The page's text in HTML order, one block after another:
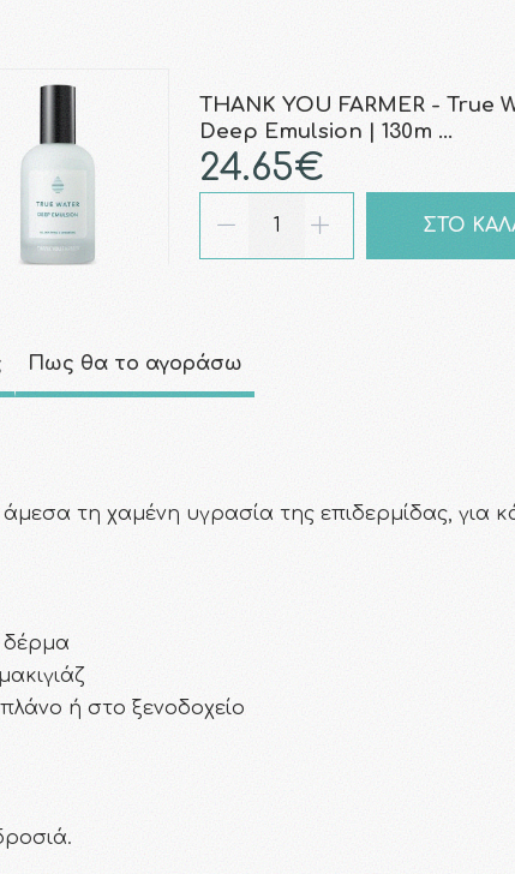
THANK YOU FARMER - True
Deep Emulsion | 130m …
24.65€
ΣΤΟ
Πως θα το αγοράσω
τη χαμένη υγρασία της επιδερμίδας, για
δέρμα
ή στο ξενοδοχείο